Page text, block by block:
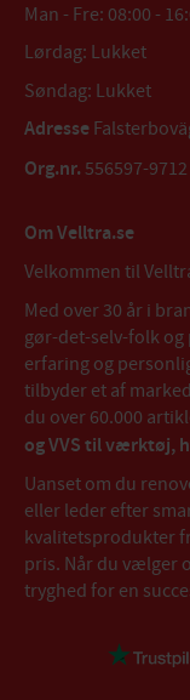
Man - Fre: 08:00 -
Lørdag: Lukket
Søndag: Lukket
Adresse
Org.nr. 556597-9712
Om Velltra.se
Velkommen til
Med over 30 år i
gør-det-selv-folk
erfaring og
tilbyder et af
du over 60.000
og VVS til værktøj,
Uanset om du
eller leder efter
kvalitetsprodukter
pris. Når du vælger
tryghed for en